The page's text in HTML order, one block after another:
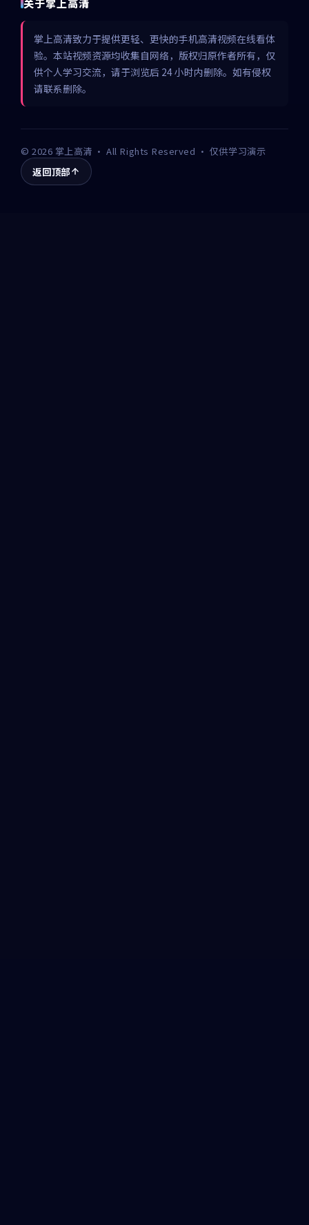
掌上高清致力于提供更轻、更快的手机高清视频在线看体
验。本站视频资源均收集自网络，版权归原作者所有，仅
供个人学习交流，请于浏览后 24 小时内删除。如有侵权
请联系删除。
©2026 掌上高清 · All Rights Reserved · 仅供学习演示
返回顶部